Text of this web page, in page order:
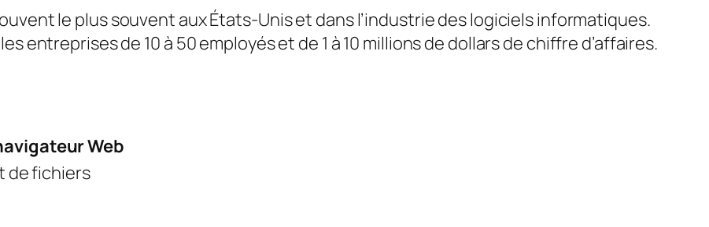
le plus souvent aux États-Unis et dans l’industrie des logiciels informatiques.
entreprises de 10 à 50 employés et de 1 à 10 millions de dollars de chiffre d’affaires.
Web
de fichiers